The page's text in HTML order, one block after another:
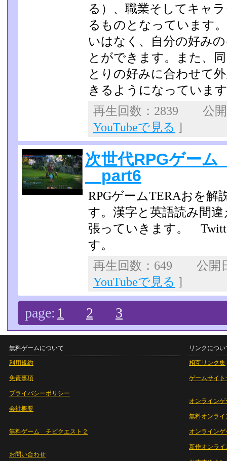
る）、職業そしてキャ
るものとなっています
いはなく、自分の好み
とができます。また、
とりの好み­に合わせて
きるようになっていま
再生回数：2839 公
YouTubeで見る ]
次世代RPGゲー
part6
RPGゲームTERAおを解
す。漢字と英語読み間
張っていきます。
す。
再生回数：649 公開
YouTubeで見る ]
page: 1 2 3
無料ゲームについて
利用規約
免責事項
プライバシーポリシー
会社概要
無料ゲーム チビクエスト２
お問い合わせ
リンクについ
相互リンク集
ゲームサイト
オンラインゲ
無料オンライ
オンライン
新作オンライ